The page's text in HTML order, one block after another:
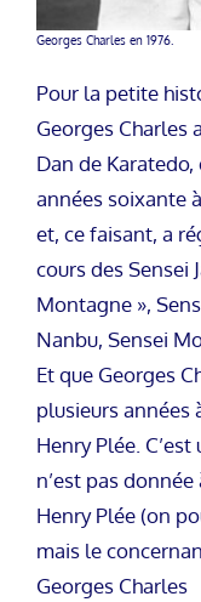
Georges Charles en 1976.
Pour la petite
Georges Charles
Dan de Karatedo,
années soixante
et, ce faisant, a
cours des Sensei
Montagne »,
Nanbu, Sensei
Et que Georges
plusieurs années
Henry Plée.
n’est pas
Henry Plée (on
mais le
Georges Charles